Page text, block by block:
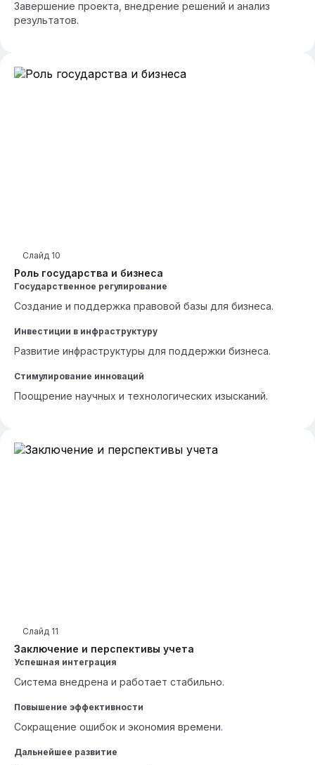
Завершение проекта, внедрение решений и анализ
результатов.
Роль государства и бизнеса
Слайд 10
Государственное регулирование
Создание и поддержка правовой базы для бизнеса.
Инвестиции в инфраструктуру
Развитие инфраструктуры для поддержки бизнеса.
Стимулирование инноваций
Поощрение научных и технологических изысканий.
Заключение и перспективы учета
Слайд 11
Успешная интеграция
Система внедрена и работает стабильно.
Повышение эффективности
Сокращение ошибок и экономия времени.
Дальнейшее развитие